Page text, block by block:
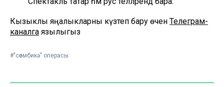
Кызыклы яңалыкларны күзәтеп бару өчен Телеграм-
каналга язылыгыз
#"сөембикә" операсы